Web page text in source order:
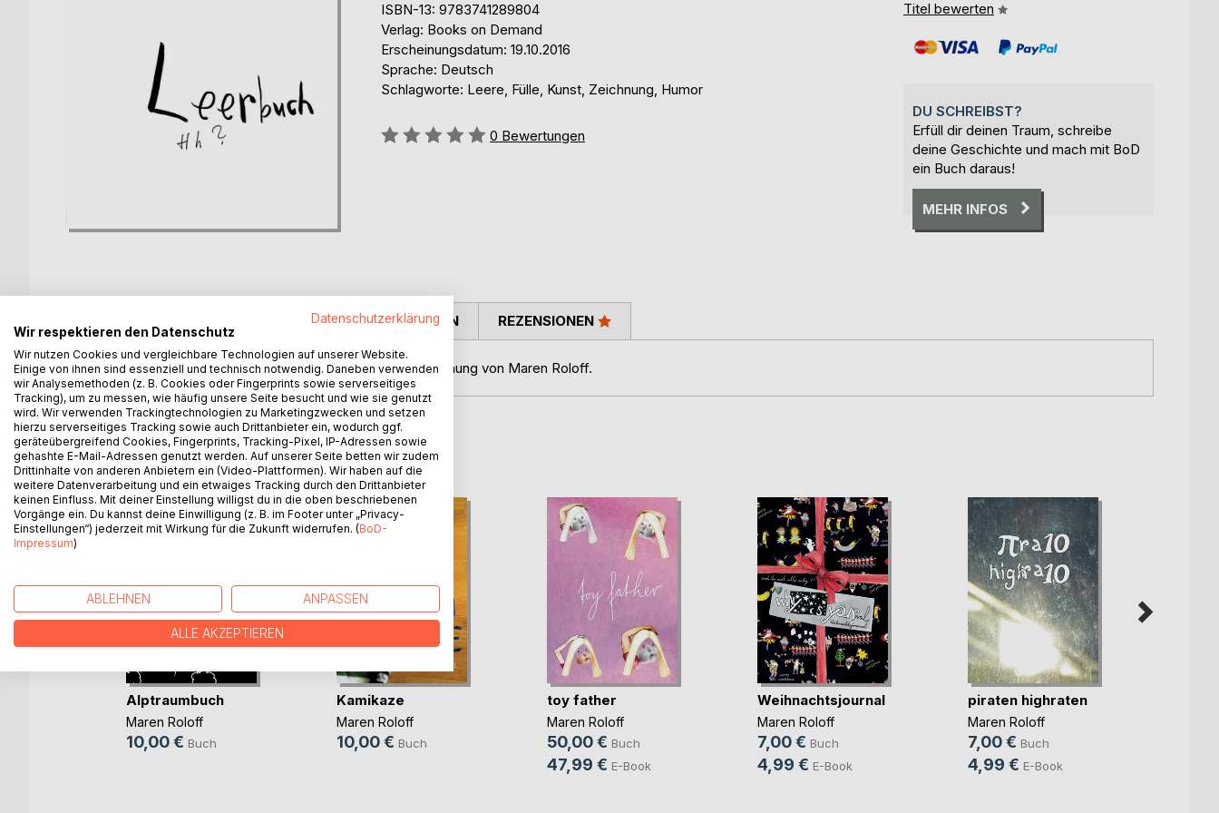
ISBN-13: 9783741289804
Verlag: Books on Demand
Erscheinungsdatum: 19.10.2016
Sprache: Deutsch
Schlagworte: Leere, Fülle, Kunst, Zeichnung, Humor
Bewertung::
0 Bewertungen
Titel bewerten
DU SCHREIBST?
Erfüll dir deinen Traum, schreibe
deine Geschichte und mach mit BoD
ein Buch daraus!
MEHR INFOS
Leerbuch von der Leere und der Lehre in Wort und Zeichnung von Maren Roloff.
PRESSESTIMMEN REZENSIONEN
WEITERE TITEL BEIBoD
Alptraumbuch
Maren Roloff
10,00 € Buch
Kamikaze
Maren Roloff
10,00 € Buch
toy father
Maren Roloff
50,00 € Buch
47,99 € E-Book
Weihnachtsjournal
Maren Roloff
7,00 € Buch
4,99 € E-Book
piraten highraten
Maren Roloff
7,00 € Buch
4,99 € E-Book
Datenschutzerklärung
Wir respektieren den Datenschutz
Wir nutzen Cookies und vergleichbare Technologien auf unserer Website.
Einige von ihnen sind essenziell und technisch notwendig. Daneben verwenden
wir Analysemethoden (z. B. Cookies oder Fingerprints sowie serverseitiges
Tracking), um zu messen, wie häufig unsere Seite besucht und wie sie genutzt
wird. Wir verwenden Trackingtechnologien zu Marketingzwecken und setzen
hierzu serverseitiges Tracking sowie auch Drittanbieter ein, wodurch ggf.
geräteübergreifend Cookies, Fingerprints, Tracking-Pixel, IP-Adressen sowie
gehashte E-Mail-Adressen genutzt werden. Auf unserer Seite betten wir zudem
Drittinhalte von anderen Anbietern ein (Video-Plattformen). Wir haben auf die
weitere Datenverarbeitung und ein etwaiges Tracking durch den Drittanbieter
keinen Einfluss. Mit deiner Einstellung willigst du in die oben beschriebenen
Vorgänge ein. Du kannst deine Einwilligung (z. B. im Footer unter „Privacy-
Einstellungen“) jederzeit mit Wirkung für die Zukunft widerrufen. (BoD-
Impressum)
ABLEHNEN ANPASSEN
ALLE AKZEPTIEREN